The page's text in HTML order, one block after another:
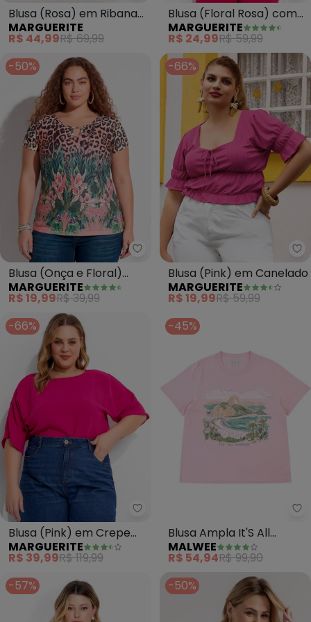
Blusa (Rosa) em Ribana
Canelada
MARGUERITE
R$ 44,99R$ 69,99
Blusa (Floral Rosa) com
Ombros Vazados Plus
Size
MARGUERITE
R$ 24,99R$ 59,99
-50%
Marguerite - Blusa (Onça e
Blusa (Onça e Floral)
com Vazado no Decote
MARGUERITE
R$ 19,99R$ 39,99
-66%
Blusa (Pink) em Canelado
MARGUERITE
R$ 19,99R$ 59,99
-66%
Marguerite - Blusa (Pink) em
Blusa (Pink) em Crepe
Plano
MARGUERITE
R$ 39,99R$ 119,99
-45%
Blusa Ampla It'S All
Sunshine Plus(Rosa
Claro)
MALWEE
R$ 54,94R$ 99,90
-57%
-50%